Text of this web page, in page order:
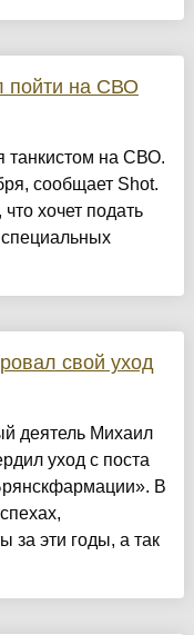
на СВО
танкистом на СВО.
сообщает Shot.
хочет подать
свой уход
деятель Михаил
уход с поста
В
за эти годы, а так